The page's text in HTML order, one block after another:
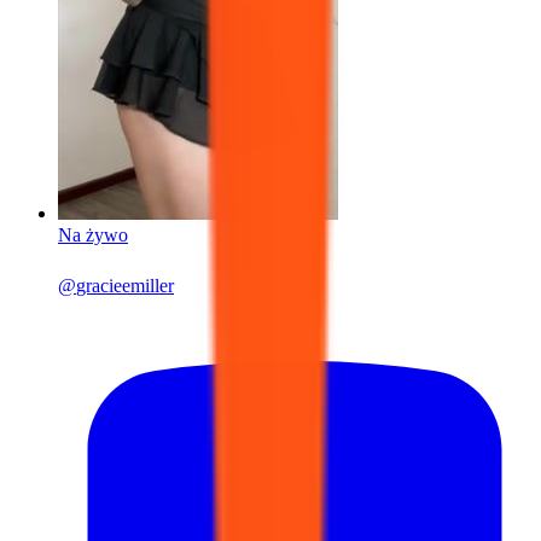
Na żywo
@gracieemiller